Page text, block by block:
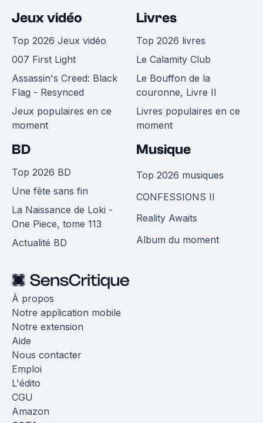
Jeux vidéo
Top 2026 Jeux vidéo
007 First Light
Assassin's Creed: Black
Flag - Resynced
Jeux populaires en ce
moment
Livres
Top 2026 livres
Le Calamity Club
Le Bouffon de la
couronne, Livre II
Livres populaires en ce
moment
BD
Top 2026 BD
Une fête sans fin
La Naissance de Loki -
One Piece, tome 113
Actualité BD
Musique
Top 2026 musiques
CONFESSIONS II
Reality Awaits
Album du moment
À propos
Notre application mobile
Notre extension
Aide
Nous contacter
Emploi
L'édito
CGU
Amazon